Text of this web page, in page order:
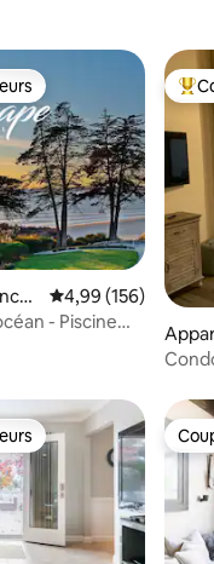
commentaires : 4,94 sur
les plus appréciés
⋅
Évaluation
4,99 (156)
- Piscine
⋅
les plus appréciés